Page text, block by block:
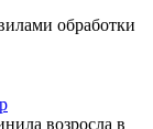
обработки
возросла в